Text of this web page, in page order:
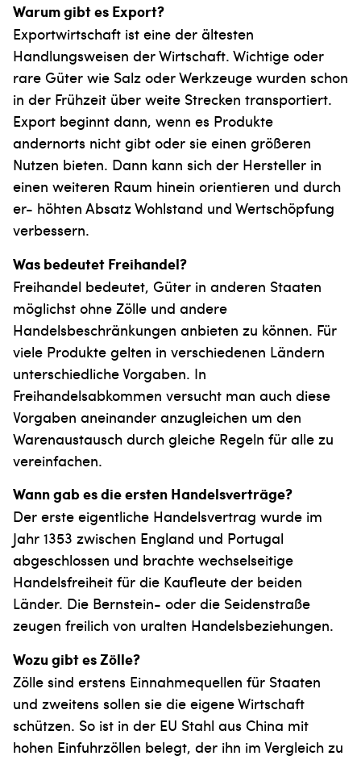
Warum gibt es Export?
Exportwirtschaft ist eine der ältesten
Handlungsweisen der Wirtschaft. Wichtige oder
rare Güter wie Salz oder Werkzeuge wurden schon
in der Frühzeit über weite Strecken transportiert.
Export beginnt dann, wenn es Produkte
andernorts nicht gibt oder sie einen größeren
Nutzen bieten. Dann kann sich der Hersteller in
einen weiteren Raum hinein orientieren und durch
er- höhten Absatz Wohlstand und Wertschöpfung
verbessern.
Was bedeutet Freihandel?
Freihandel bedeutet, Güter in anderen Staaten
möglichst ohne Zölle und andere
Handelsbeschränkungen anbieten zu können. Für
viele Produkte gelten in verschiedenen Ländern
unterschiedliche Vorgaben. In
Freihandelsabkommen versucht man auch diese
Vorgaben aneinander anzugleichen um den
Warenaustausch durch gleiche Regeln für alle zu
vereinfachen.
Wann gab es die ersten Handelsverträge?
Der erste eigentliche Handelsvertrag wurde im
Jahr 1353 zwischen England und Portugal
abgeschlossen und brachte wechselseitige
Handelsfreiheit für die Kaufleute der beiden
Länder. Die Bernstein- oder die Seidenstraße
zeugen freilich von uralten Handelsbeziehungen.
Wozu gibt es Zölle?
Zölle sind erstens Einnahmequellen für Staaten
und zweitens sollen sie die eigene Wirtschaft
schützen. So ist in der EU Stahl aus China mit
hohen Einfuhrzöllen belegt, der ihn im Vergleich zu